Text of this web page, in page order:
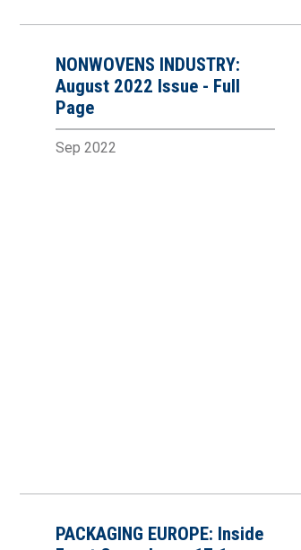
NONWOVENS INDUSTRY:
August 2022 Issue - Full
Page
Sep 2022
PACKAGING EUROPE: Inside